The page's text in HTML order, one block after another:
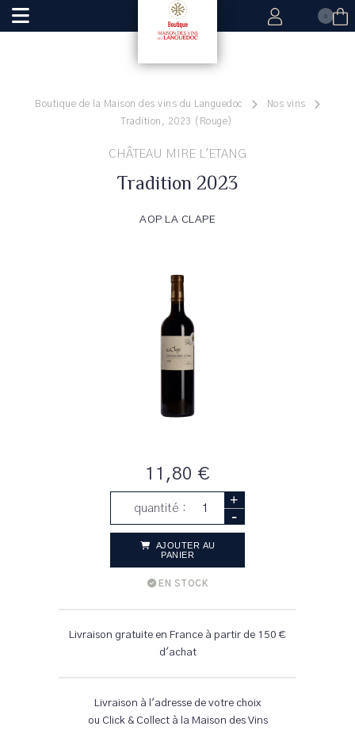
0
Boutique de la Maison des vins du Languedoc
Nos vins
Tradition, 2023 (Rouge)
CHÂTEAU MIRE L'ETANG
Tradition 2023
AOP LA CLAPE
11,80 €
quantité : +
-
AJOUTER AU
PANIER
EN STOCK
Livraison gratuite en France à partir de 150 €
d'achat
Livraison à l'adresse de votre choix
ou Click & Collect à la Maison des Vins